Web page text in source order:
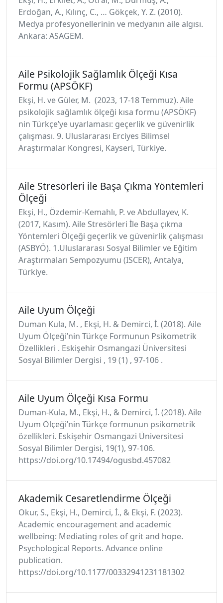
Erdoğan, A., Kılınç, C., … Gökçek, Y. Z. (2010).
Medya profesyonellerinin ve medyanın aile algısı.
Ankara: ASAGEM.
Aile Psikolojik Sağlamlık Ölçeği Kısa
Formu (APSÖKF)
Ekşi, H. ve Güler, M. (2023, 17-18 Temmuz). Aile
psikolojik sağlamlık ölçeği kısa formu (APSÖKF)
nin Türkçe’ye uyarlaması: geçerlik ve güvenirlik
çalışması. 9. Uluslararası Erciyes Bilimsel
Araştırmalar Kongresi, Kayseri, Türkiye.
Aile Stresörleri ile Başa Çıkma Yöntemleri
Ölçeği
Ekşi, H., Özdemir-Kemahlı, P. ve Abdullayev, K.
(2017, Kasım). Aile Stresörleri İle Başa çıkma
Yöntemleri Ölçeği geçerlik ve güvenirlik çalışması
(ASBYÖ). 1.Uluslararası Sosyal Bilimler ve Eğitim
Araştırmaları Sempozyumu (ISCER), Antalya,
Türkiye.
Aile Uyum Ölçeği
Duman Kula, M. , Ekşi, H. & Demirci, İ. (2018). Aile
Uyum Ölçeği’nin Türkçe Formunun Psikometrik
Özellikleri . Eskişehir Osmangazi Üniversitesi
Sosyal Bilimler Dergisi , 19 (1) , 97-106 .
Aile Uyum Ölçeği Kısa Formu
Duman-Kula, M., Ekşi, H., & Demirci, İ. (2018). Aile
Uyum Ölçeği’nin Türkçe formunun psikometrik
özellikleri. Eskişehir Osmangazi Üniversitesi
Sosyal Bilimler Dergisi, 19(1), 97-106.
https://doi.org/10.17494/ogusbd.457082
Akademik Cesaretlendirme Ölçeği
Okur, S., Ekşi, H., Demirci, İ., & Ekşi, F. (2023).
Academic encouragement and academic
wellbeing: Mediating roles of grit and hope.
Psychological Reports. Advance online
publication.
https://doi.org/10.1177/00332941231181302